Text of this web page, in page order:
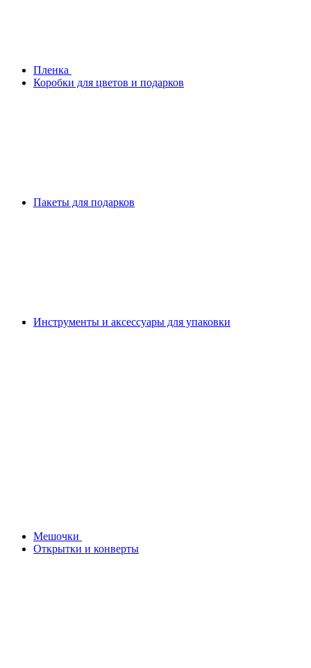
Плeнка
Коробки для цветов и подарков
Пакеты для подарков
Инструменты и аксессуары для упаковки
Мешочки
Открытки и конверты